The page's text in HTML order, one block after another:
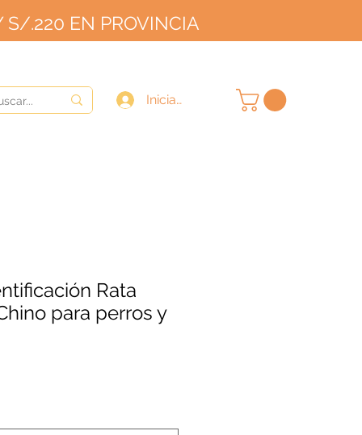
S/.220 EN PROVINCIA
Iniciar sesión
Rata
para perros y